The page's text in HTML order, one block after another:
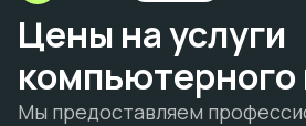
Цены на услуги
компьютерного
Мы предоставляем